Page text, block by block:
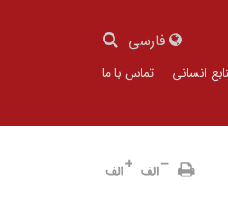
فارسی
انسانی تماس با ما